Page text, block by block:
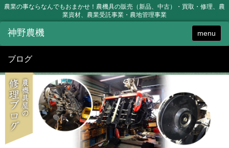
農業の事ならなんでもおまかせ！農機具の販売（新品、中古）・買取・修理、農
業資材、農業受託事業・農地管理事業
menu
ブログ